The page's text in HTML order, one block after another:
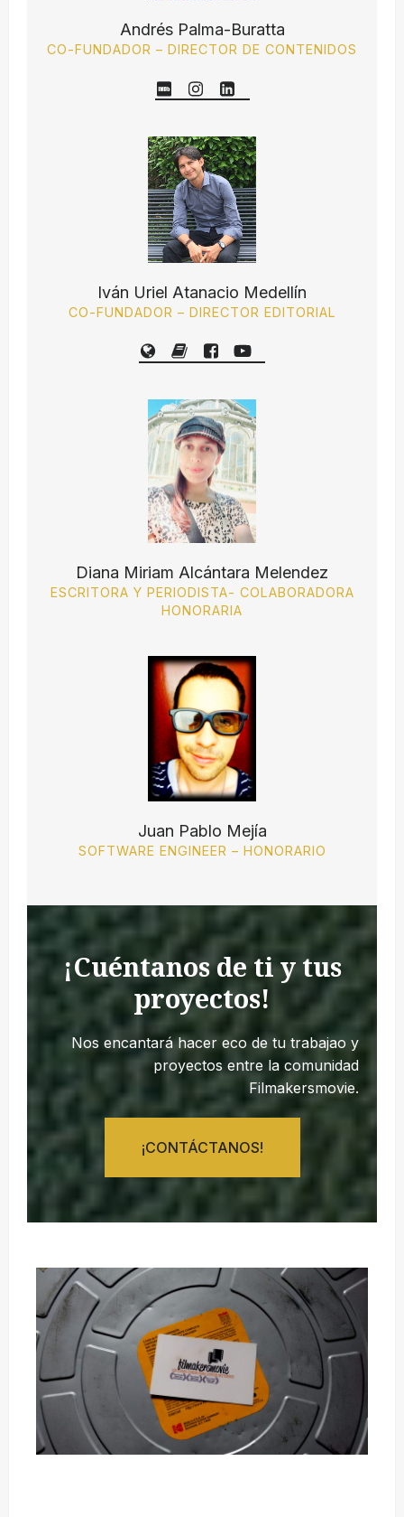
Andrés Palma-Buratta
CO-FUNDADOR – DIRECTOR DE CONTENIDOS
Iván Uriel Atanacio Medellín
CO-FUNDADOR – DIRECTOR EDITORIAL
Diana Miriam Alcántara Melendez
ESCRITORA Y PERIODISTA- COLABORADORA
HONORARIA
Juan Pablo Mejía
SOFTWARE ENGINEER – HONORARIO
¡Cuéntanos de ti y tus
proyectos!
Nos encantará hacer eco de tu trabajao y
proyectos entre la comunidad
Filmakersmovie.
¡CONTÁCTANOS!